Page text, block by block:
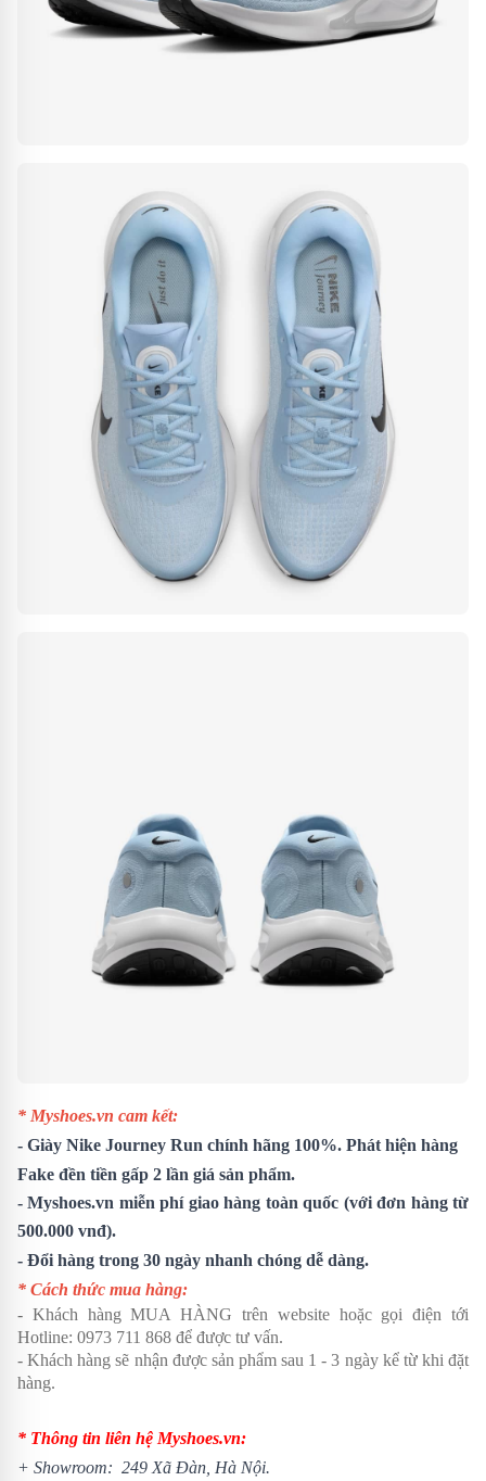
* Myshoes.vn cam kết:
- Giày Nike Journey Run chính hãng 100%. Phát hiện hàng
Fake đền tiền gấp 2 lần giá sản phẩm.
- Myshoes.vn miễn phí giao hàng toàn quốc (với đơn hàng từ
500.000 vnđ).
- Đổi hàng trong 30 ngày nhanh chóng dễ dàng.
* Cách thức mua hàng:
- Khách hàng MUA HÀNG trên website hoặc gọi điện tới
Hotline: 0973 711 868 để được tư vấn.
- Khách hàng sẽ nhận được sản phẩm sau 1 - 3 ngày kể từ khi đặt
hàng.
* Thông tin liên hệ Myshoes.vn:
+ Showroom: 249 Xã Đàn, Hà Nội.